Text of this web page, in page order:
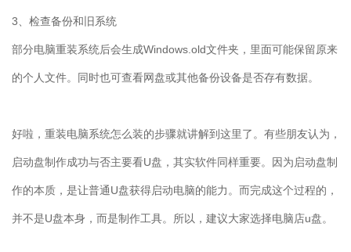
3 、检查备份和旧系统
部分电脑重装系统后会生成Windows.old文件夹，里面可能保留原来
的个人文件。同时也可查看网盘或其他备份设备是否存有数据。
好啦，重装电脑系统怎么装的步骤就讲解到这里了。有些朋友认为，
启动盘制作成功与否主要看U盘，其实软件同样重要。因为启动盘制
作的本质，是让普通U盘获得启动电脑的能力。而完成这个过程的，
并不是U盘本身，而是制作工具。所以，建议大家选择电脑店u盘。